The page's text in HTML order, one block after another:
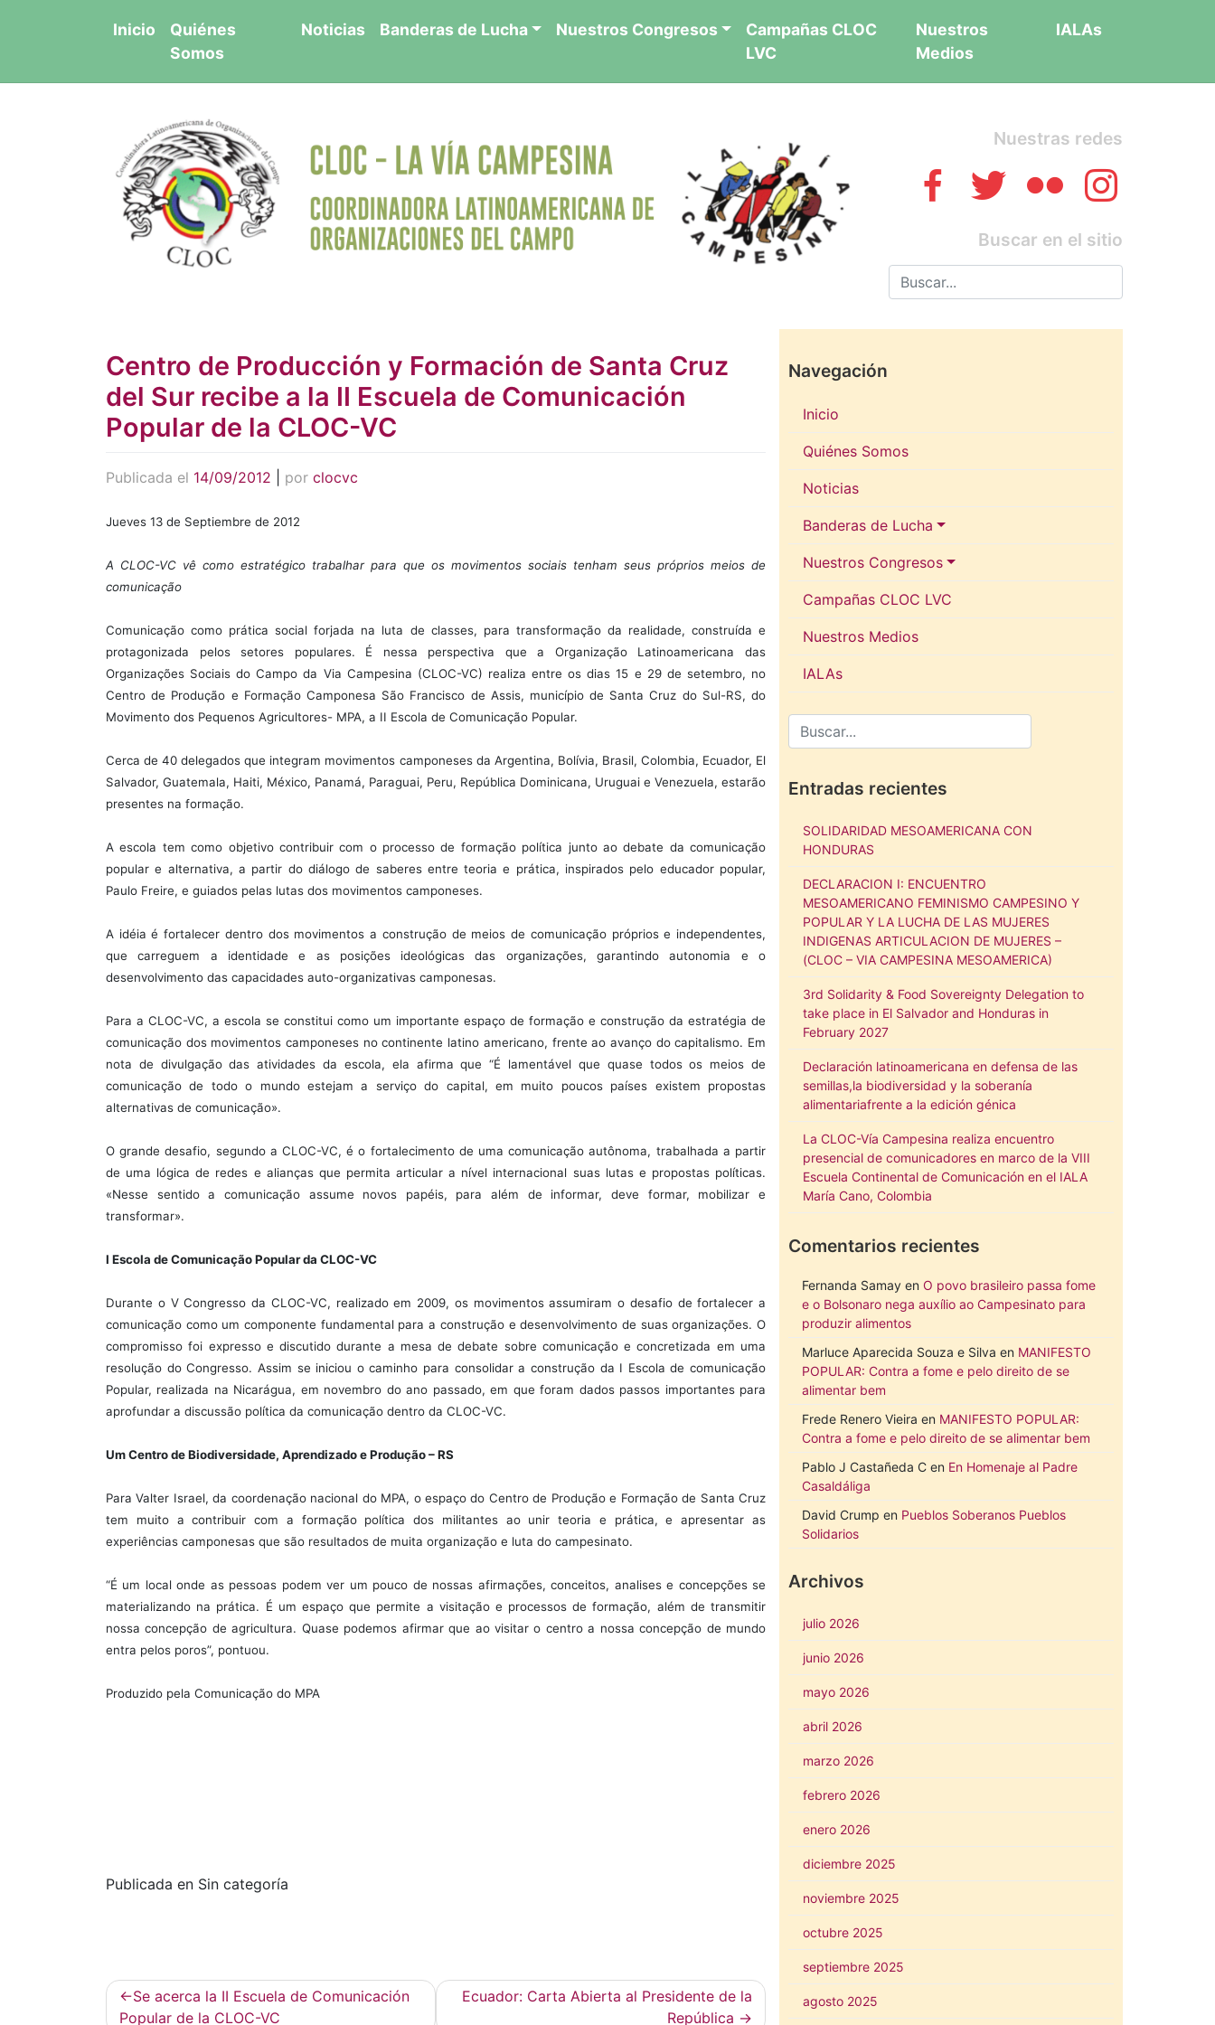
Inicio
Quiénes
Somos
Noticias Banderas de Lucha Nuestros Congresos
Campañas CLOC
LVC
Nuestros
Medios
IALAs
Nuestras redes
Buscar en el sitio
Centro de Producción y Formación de Santa Cruz
del Sur recibe a la II Escuela de Comunicación
Popular de la CLOC-VC
Publicada el 14/09/2012 por clocvc
Jueves 13 de Septiembre de 2012
A CLOC-VC vê como estratégico trabalhar para que os movimentos sociais tenham seus próprios meios de
comunicação
Comunicação como prática social forjada na luta de classes, para transformação da realidade, construída e
protagonizada pelos setores populares. É nessa perspectiva que a Organização Latinoamericana das
Organizações Sociais do Campo da Via Campesina (CLOC-VC) realiza entre os dias 15 e 29 de setembro, no
Centro de Produção e Formação Camponesa São Francisco de Assis, município de Santa Cruz do Sul-RS, do
Movimento dos Pequenos Agricultores- MPA, a II Escola de Comunicação Popular.
Cerca de 40 delegados que integram movimentos camponeses da Argentina, Bolívia, Brasil, Colombia, Ecuador, El
Salvador, Guatemala, Haiti, México, Panamá, Paraguai, Peru, República Dominicana, Uruguai e Venezuela, estarão
presentes na formação.
A escola tem como objetivo contribuir com o processo de formação política junto ao debate da comunicação
popular e alternativa, a partir do diálogo de saberes entre teoria e prática, inspirados pelo educador popular,
Paulo Freire, e guiados pelas lutas dos movimentos camponeses.
A idéia é fortalecer dentro dos movimentos a construção de meios de comunicação próprios e independentes,
que carreguem a identidade e as posições ideológicas das organizações, garantindo autonomia e o
desenvolvimento das capacidades auto-organizativas camponesas.
Para a CLOC-VC, a escola se constitui como um importante espaço de formação e construção da estratégia de
comunicação dos movimentos camponeses no continente latino americano, frente ao avanço do capitalismo. Em
nota de divulgação das atividades da escola, ela afirma que “É lamentável que quase todos os meios de
comunicação de todo o mundo estejam a serviço do capital, em muito poucos países existem propostas
alternativas de comunicação».
O grande desafio, segundo a CLOC-VC, é o fortalecimento de uma comunicação autônoma, trabalhada a partir
de uma lógica de redes e alianças que permita articular a nível internacional suas lutas e propostas políticas.
«Nesse sentido a comunicação assume novos papéis, para além de informar, deve formar, mobilizar e
transformar».
I Escola de Comunicação Popular da CLOC-VC
Durante o V Congresso da CLOC-VC, realizado em 2009, os movimentos assumiram o desafio de fortalecer a
comunicação como um componente fundamental para a construção e desenvolvimento de suas organizações. O
compromisso foi expresso e discutido durante a mesa de debate sobre comunicação e concretizada em uma
resolução do Congresso. Assim se iniciou o caminho para consolidar a construção da I Escola de comunicação
Popular, realizada na Nicarágua, em novembro do ano passado, em que foram dados passos importantes para
aprofundar a discussão política da comunicação dentro da CLOC-VC.
Um Centro de Biodiversidade, Aprendizado e Produção – RS
Para Valter Israel, da coordenação nacional do MPA, o espaço do Centro de Produção e Formação de Santa Cruz
tem muito a contribuir com a formação política dos militantes ao unir teoria e prática, e apresentar as
experiências camponesas que são resultados de muita organização e luta do campesinato.
“É um local onde as pessoas podem ver um pouco de nossas afirmações, conceitos, analises e concepções se
materializando na prática. É um espaço que permite a visitação e processos de formação, além de transmitir
nossa concepção de agricultura. Quase podemos afirmar que ao visitar o centro a nossa concepção de mundo
entra pelos poros”, pontuou.
Produzido pela Comunicação do MPA
Publicada en Sin categoría
Navegación
de
Se acerca la II Escuela de Comunicación
Popular de la CLOC-VC
Ecuador: Carta Abierta al Presidente de la
República
Navegación
Inicio
Quiénes Somos
Noticias
Banderas de Lucha
Nuestros Congresos
Campañas CLOC LVC
Nuestros Medios
IALAs
Entradas recientes
SOLIDARIDAD MESOAMERICANA CON
HONDURAS
DECLARACION I: ENCUENTRO
MESOAMERICANO FEMINISMO CAMPESINO Y
POPULAR Y LA LUCHA DE LAS MUJERES
INDIGENAS ARTICULACION DE MUJERES –
(CLOC – VIA CAMPESINA MESOAMERICA)
3rd Solidarity & Food Sovereignty Delegation to
take place in El Salvador and Honduras in
February 2027
Declaración latinoamericana en defensa de las
semillas,la biodiversidad y la soberanía
alimentariafrente a la edición génica
La CLOC-Vía Campesina realiza encuentro
presencial de comunicadores en marco de la VIII
Escuela Continental de Comunicación en el IALA
María Cano, Colombia
Comentarios recientes
Fernanda Samay en O povo brasileiro passa fome
e o Bolsonaro nega auxílio ao Campesinato para
produzir alimentos
Marluce Aparecida Souza e Silva en MANIFESTO
POPULAR: Contra a fome e pelo direito de se
alimentar bem
Frede Renero Vieira en MANIFESTO POPULAR:
Contra a fome e pelo direito de se alimentar bem
Pablo J Castañeda C en En Homenaje al Padre
Casaldáliga
David Crump en Pueblos Soberanos Pueblos
Solidarios
Archivos
julio 2026
junio 2026
mayo 2026
abril 2026
marzo 2026
febrero 2026
enero 2026
diciembre 2025
noviembre 2025
octubre 2025
septiembre 2025
agosto 2025